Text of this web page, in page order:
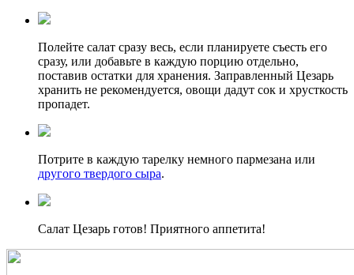
Полейте салат сразу весь, если планируете съесть его
сразу, или добавьте в каждую порцию отдельно,
поставив остатки для хранения. Заправленный Цезарь
хранить не рекомендуется, овощи дадут сок и хрусткость
пропадет.
Потрите в каждую тарелку немного пармезана или
другого твердого сыра.
Салат Цезарь готов! Приятного аппетита!